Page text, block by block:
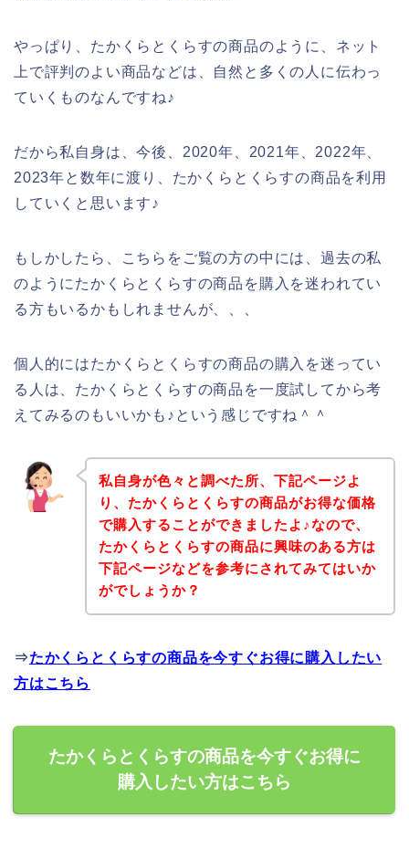
やっぱり、たかくらとくらすの商品のように、ネット
上で評判のよい商品などは、自然と多くの人に伝わっ
ていくものなんですね♪
だから私自身は、今後、2020年、2021年、2022年、
2023年と数年に渡り、たかくらとくらすの商品を利用
していくと思います♪
もしかしたら、こちらをご覧の方の中には、過去の私
のようにたかくらとくらすの商品を購入を迷われてい
る方もいるかもしれませんが、、、
個人的にはたかくらとくらすの商品の購入を迷ってい
る人は、たかくらとくらすの商品を一度試してから考
えてみるのもいいかも♪という感じですね＾＾
私自身が色々と調べた所、下記ページよ
り、たかくらとくらすの商品がお得な価格
で購入することができましたよ♪なので、
たかくらとくらすの商品に興味のある方は
下記ページなどを参考にされてみてはいか
がでしょうか？
⇒たかくらとくらすの商品を今すぐお得に購入したい
方はこちら
たかくらとくらすの商品を今すぐお得に
購入したい方はこちら